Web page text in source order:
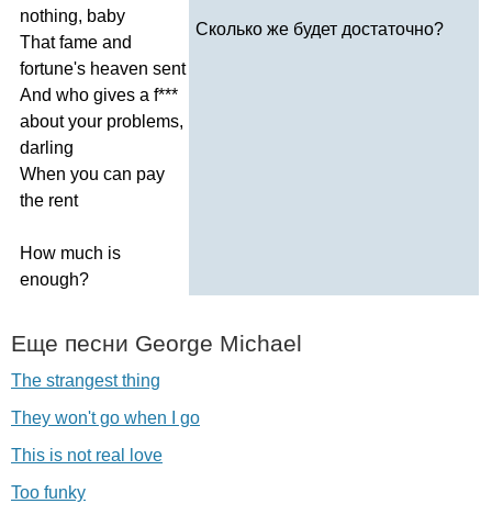
nothing, baby
That fame and
fortune's heaven sent
And who gives a f***
about your problems,
darling
When you can pay
the rent
How much is
enough?
Сколько же будет достаточно?
Еще песни George Michael
The strangest thing
They won't go when I go
This is not real love
Too funky